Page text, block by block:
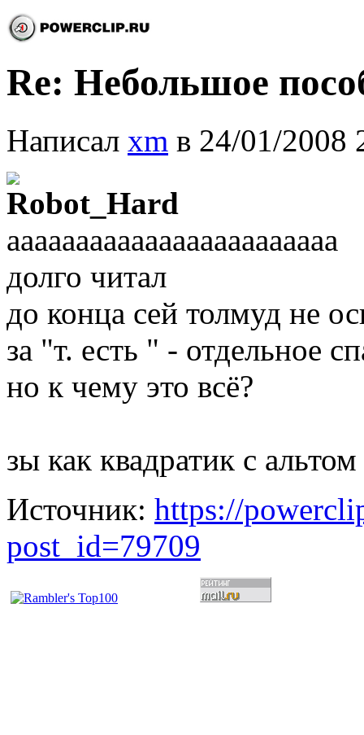
Re: Небольшое
Написал xm в 24/01/2008
Robot_Hard
аааааааааааааааааааааааа
долго читал
до конца сей толмуд не
за "т. есть " - отдельное
но к чему это всё?
зы как квадратик с
Источник: https://
post_id=79709